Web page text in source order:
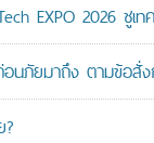
EXPO 2026 ชูเ
นภัยมาถึง ตามข้อสั่